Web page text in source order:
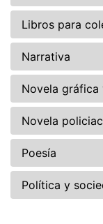
Libros para
Narrativa
Novela gráfica
Novela
Poesía
Política y